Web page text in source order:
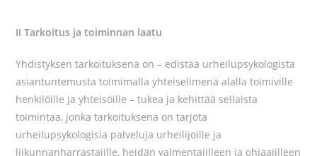
II Tarkoitus ja toiminnan laatu
Yhdistyksen tarkoituksena on – edistää urheilupsykologista
asiantuntemusta toimimalla yhteiselimenä alalla toimiville
henkilöille ja yhteisöille – tukea ja kehittää sellaista
toimintaa, jonka tarkoituksena on tarjota
urheilupsykologisia palveluja urheilijoille ja
liikunnanharrastajille, heidän valmentajilleen ja ohjaajilleen